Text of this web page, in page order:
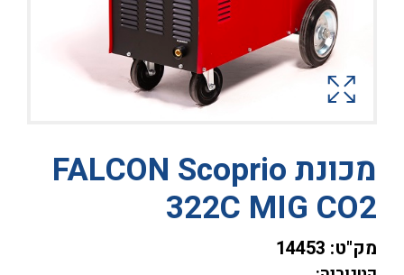
מכונת FALCON Scoprio
322C MIG CO2
מק"ט: 14453